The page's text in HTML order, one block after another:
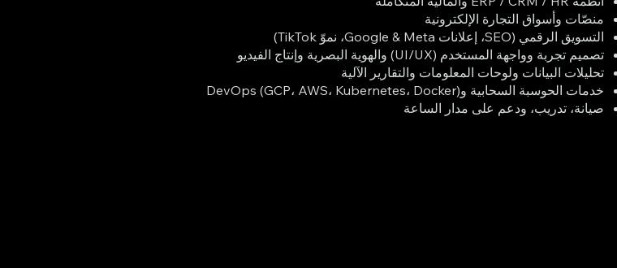
منصّات وأسواق التجارة الإلكترونية
التسويق الرقمي (SEO، إعلانات Google & Meta، نموّ TikTok)
تصميم تجربة وواجهة المستخدم (UI/UX) والهوية البصرية وإنتاج الفيديو
تحليلات البيانات ولوحات المعلومات والتقارير الآلية
خدمات الحوسبة السحابية وDevOps (GCP، AWS، Kubernetes، Docker)
صيانة، تدريب، ودعم على مدار الساعة